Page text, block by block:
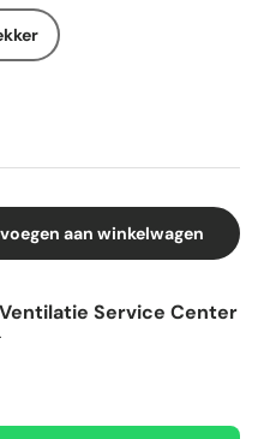
aan winkelwagen
Ventilatie Service Center